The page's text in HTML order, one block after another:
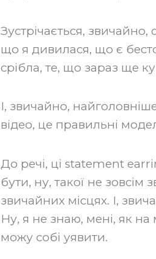
‍Зустрічається, звичайно,
що я дивилася, що є
срібла, те, що зараз ще
‍І, звичайно,
відео, це правильні
‍До речі, ці statement
бути, ну, такої не зовсім
звичайних місцях. І,
Ну, я не знаю, мені, як на
можу собі уявити.‍